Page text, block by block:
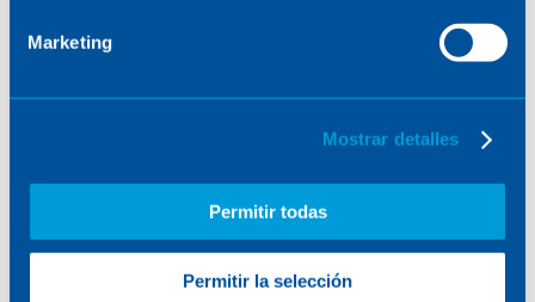
Marketing
Mostrar detalles
Permitir todas
Permitir la selección